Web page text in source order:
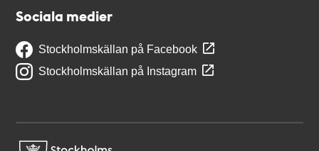
Sociala medier
Stockholmskällan på Facebook
Stockholmskällan på Instagram